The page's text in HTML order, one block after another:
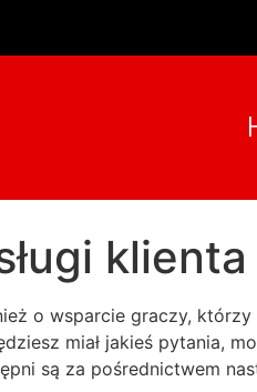
klienta
o wsparcie graczy,
miał jakieś pytania,
są za pośrednictwem